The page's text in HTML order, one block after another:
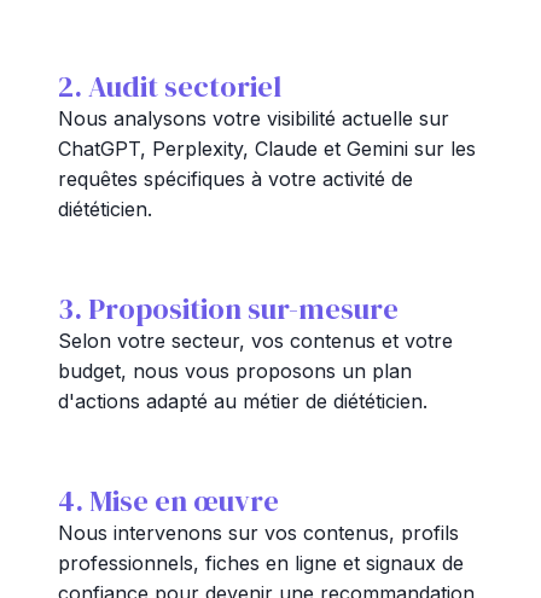
2. Audit sectoriel
Nous analysons votre visibilité actuelle sur
ChatGPT, Perplexity, Claude et Gemini sur les
requêtes spécifiques à votre activité de
diététicien.
3. Proposition sur-mesure
Selon votre secteur, vos contenus et votre
budget, nous vous proposons un plan
d'actions adapté au métier de diététicien.
4. Mise en œuvre
Nous intervenons sur vos contenus, profils
professionnels, fiches en ligne et signaux de
confiance pour devenir une recommandation